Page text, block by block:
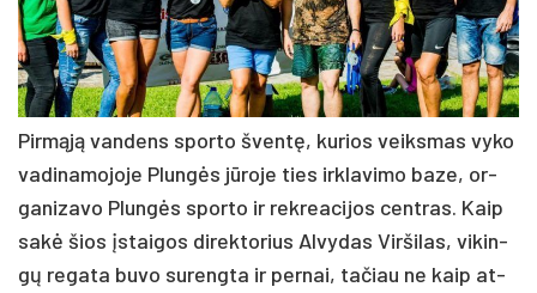
Pir­mą­ją van­dens spor­to šven­tę, ku­rios veiks­mas vy­ko
va­di­na­mo­jo­je Plun­gės jū­ro­je ties irk­la­vi­mo ba­ze, or­
ga­ni­za­vo Plun­gės spor­to ir rek­rea­ci­jos cent­ras. Kaip
sa­kė šios įstai­gos di­rek­to­rius Al­vy­das Vir­ši­las, vi­kin­
gų re­ga­ta bu­vo su­reng­ta ir per­nai, ta­čiau ne kaip at­